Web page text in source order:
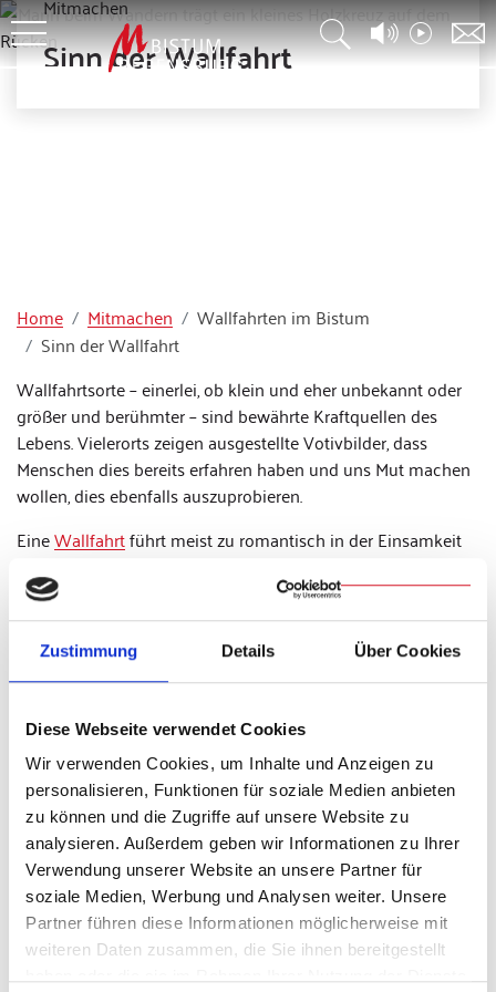
Zustimmung Details Über Cookies
Diese Webseite verwendet Cookies
Wir verwenden Cookies, um Inhalte und Anzeigen zu
personalisieren, Funktionen für soziale Medien anbieten
zu können und die Zugriffe auf unsere Website zu
analysieren. Außerdem geben wir Informationen zu Ihrer
Verwendung unserer Website an unsere Partner für
soziale Medien, Werbung und Analysen weiter. Unsere
Partner führen diese Informationen möglicherweise mit
weiteren Daten zusammen, die Sie ihnen bereitgestellt
Mitmachen
Sinn der Wallfahrt
Home Mitmachen
Wallfahrten im Bistum
Sinn der Wallfahrt
Wallfahrtsorte – einerlei, ob klein und eher unbekannt oder
größer und berühmter – sind bewährte Kraftquellen des
Lebens. Vielerorts zeigen ausgestellte Votivbilder, dass
Menschen dies bereits erfahren haben und uns Mut machen
wollen, dies ebenfalls auszuprobieren.
EineWallfahrtführt meist zu romantisch in der Einsamkeit
die Muße zum individuellen Gebet schaffen oder durch das
Erlebnis desGlaubensin der Gemeinschaft Gleichgesinnter
neue Inspiration für den Alltag schenken.
Inhalt der Wallfahrt
Dabei wird vielerorts vor allem die Gottesmutter Maria als
Fürsprecherin angerufen, aber auch das Patronat zahlreicher
bekannter Heiliger, wie der hl. Anna, der hl. 14 Nothelfer usw.
laden ein, sich mit den entsprechenden Gestalten der
Heilsgeschichte wie auch der katholischen
Heiligenverehrung auseinander zu setzen. Zahllose Schätze
des Glaubens können so (wieder-)entdeckt werden.
, der